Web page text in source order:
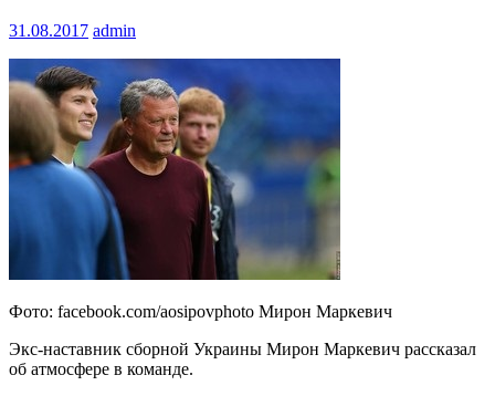
31.08.2017 admin
Фото: facebook.com/aosipovphoto Мирон Маркевич
Экс-наставник сборной Украины Мирон Маркевич рассказал
об атмосфере в команде.